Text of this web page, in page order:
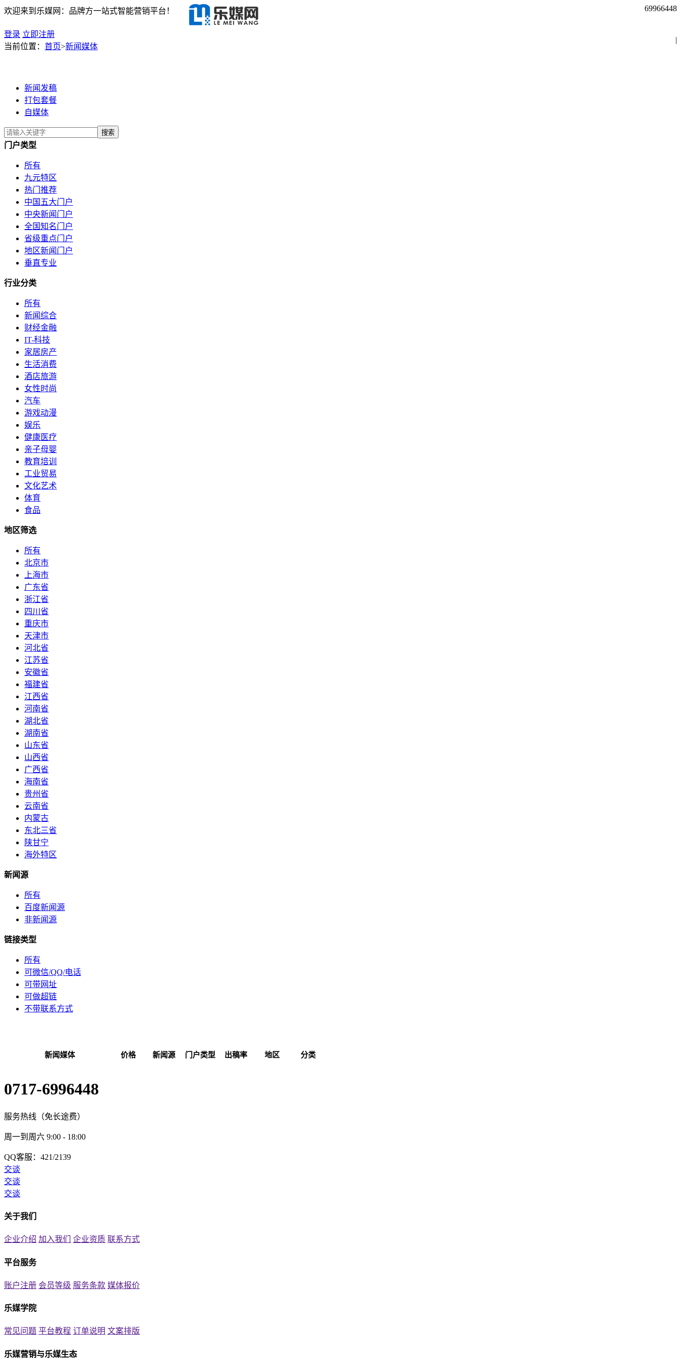
欢迎来到乐媒网：品牌方一站式智能营销平台！ 69966448
登录
|
立即注册
当前位置： 首页>新闻媒体
新闻发稿
打包套餐
自媒体
门户类型
所有
九元特区
热门推荐
中国五大门户
中央新闻门户
全国知名门户
省级重点门户
地区新闻门户
垂直专业
行业分类
所有
新闻综合
财经金融
IT-科技
家居房产
生活消费
酒店旅游
女性时尚
汽车
游戏动漫
娱乐
健康医疗
亲子母婴
教育培训
工业贸易
文化艺术
体育
食品
地区筛选
所有
北京市
上海市
广东省
浙江省
四川省
重庆市
天津市
河北省
江苏省
安徽省
福建省
江西省
河南省
湖北省
湖南省
山东省
山西省
广西省
海南省
贵州省
云南省
内蒙古
东北三省
陕甘宁
海外特区
新闻源
所有
百度新闻源
非新闻源
链接类型
所有
可微信/QQ/电话
可带网址
可做超链
不带联系方式
新闻媒体 价格 新闻源 门户类型 出稿率 地区 分类
0717-6996448
服务热线（免长途费）
周一到周六 9:00 - 18:00
QQ客服：421/2139
交谈
交谈
交谈
关于我们
企业介绍 加入我们 企业资质 联系方式
平台服务
账户注册 会员等级 服务条款 媒体报价
乐媒学院
常见问题 平台教程 订单说明 文案排版
乐媒营销与乐媒生态